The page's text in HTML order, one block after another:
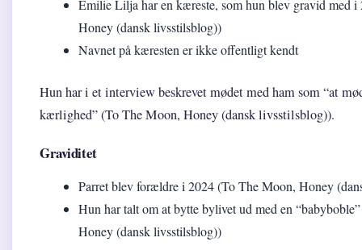
Emilie Lilja har en kæreste, som hun blev gravid med
Honey (dansk livsstilsblog))
Navnet på kæresten er ikke offentligt kendt
Hun har i et interview beskrevet mødet med ham som “at
kærlighed” (To The Moon, Honey (dansk livsstilsblog)).
Graviditet
Parret blev forældre i 2024 (To The Moon, Honey
Hun har talt om at bytte bylivet ud med en
Honey (dansk livsstilsblog))